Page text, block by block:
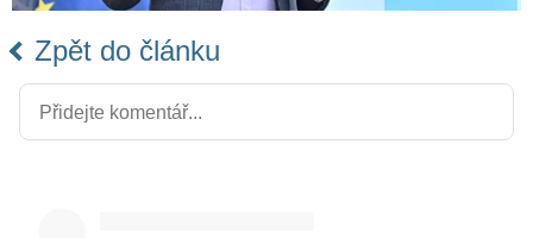
Zpět do článku